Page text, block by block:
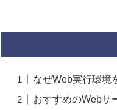
なぜWeb実行環境
おすすめのWebサ